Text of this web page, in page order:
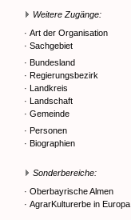
Weitere Zugänge:
· Art der Organisation
· Sachgebiet
· Bundesland
· Regierungsbezirk
· Landkreis
· Landschaft
· Gemeinde
· Personen
· Biographien
Sonderbereiche:
· Oberbayrische Almen
· AgrarKulturerbe in Europa